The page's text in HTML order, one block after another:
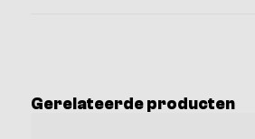
Gerelateerde producten